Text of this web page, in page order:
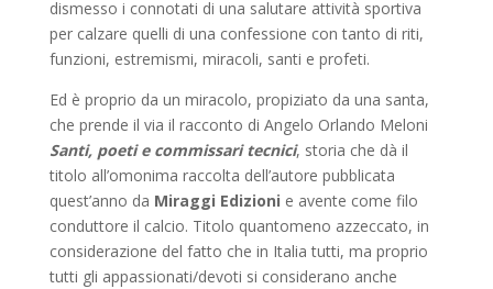
dismesso i connotati di una salutare attività sportiva
per calzare quelli di una confessione con tanto di riti,
funzioni, estremismi, miracoli, santi e profeti.
Ed è proprio da un miracolo, propiziato da una santa,
che prende il via il racconto di Angelo Orlando Meloni
Santi, poeti e commissari tecnici, storia che dà il
titolo all’omonima raccolta dell’autore pubblicata
quest’anno da Miraggi Edizioni e avente come filo
conduttore il calcio. Titolo quantomeno azzeccato, in
considerazione del fatto che in Italia tutti, ma proprio
tutti gli appassionati/devoti si considerano anche